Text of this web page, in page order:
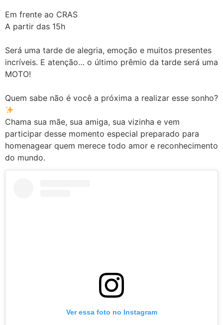
Em frente ao CRAS
A partir das 15h
Será uma tarde de alegria, emoção e muitos presentes
incríveis. E atenção… o último prêmio da tarde será uma
MOTO!
Quem sabe não é você a próxima a realizar esse sonho?
Chama sua mãe, sua amiga, sua vizinha e vem
participar desse momento especial preparado para
homenagear quem merece todo amor e reconhecimento
do mundo.
Ver essa foto no Instagram